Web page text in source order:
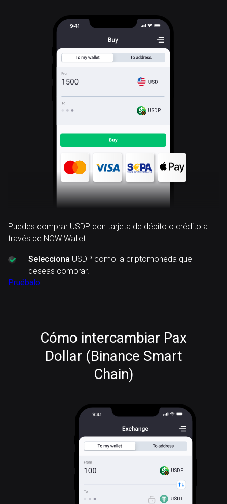
USDP
Puedes comprar USDP con tarjeta de débito o crédito a
través de NOW Wallet:
Selecciona USDP como la criptomoneda que
deseas comprar.
Pruébalo
Cómo intercambiar Pax
Dollar (Binance Smart
Chain)
USDP